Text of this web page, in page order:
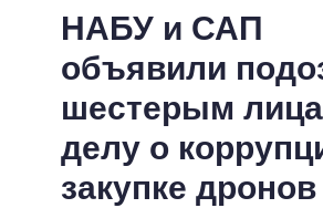
ЛЕНТА
СОБЫТИЯ
СТАТЬИ
ОБЗОРЫ
ДАЙДЖЕСТЫ
МИР
ОБЕЩАНИЯ
ПОЛИТИКИ
ВСЕ ПОЛИТИКИ
ПРЕЗИДЕНТ И ОФИС
ВЕРХОВНАЯ РАДА
ИНФОГРАФИКА
ВИДЕО
НАБУ и САП
объявили
шестерым
делу о
закупке